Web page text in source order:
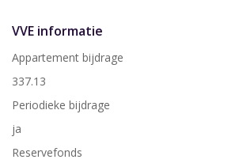
VVE informatie
Appartement bijdrage
337.13
Periodieke bijdrage
ja
Reservefonds